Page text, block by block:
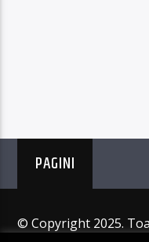
PAGINI
© Copyright 2025.